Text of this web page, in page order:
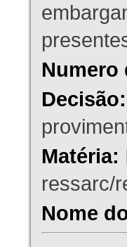
Numero
Decisão:
Matéria:
ressarc/
Nome